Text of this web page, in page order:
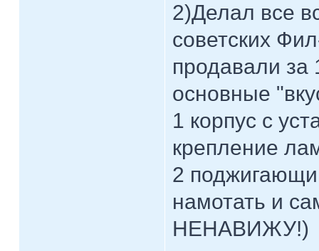
2)Делал все
советских
продавали за
основные
1 корпус с
крепление
2
намотать и
НЕНАВИЖУ!)